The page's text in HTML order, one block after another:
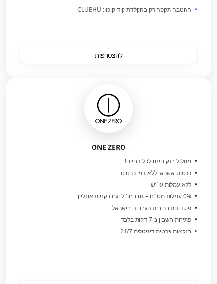
ההטבה תקפה רק בהקלדת קוד קופון: CLUBHU
להצטרפות
ONE ZERO
מסלול בנק חינם לכל החיים!
כרטיס אשראי ללא דמי כרטיס
ללא עמלות עו״ש
0% עמלות מט״ח – גם בחו״ל וגם בקניות אונליין
פיקדונות בריבית הגבוהה בישראל
פתיחת חשבון ב-7 דקות בלבד
בנקאות פרטית דיגיטלית 24/7